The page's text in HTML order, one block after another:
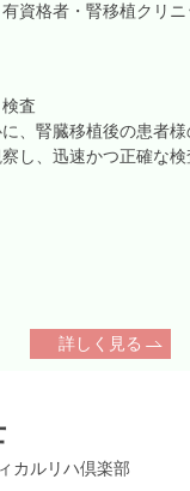
有資格者・腎移植クリ
査
患者様の状態を正確に把握し、医師と連携
速かつ正確な検査結果を提供
詳しく見る
カルリハ倶楽部